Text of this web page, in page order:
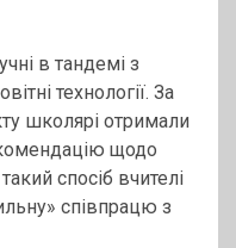
в тандемі з
технології. За
школярі отримали
щодо
спосіб вчителі
співпрацю з